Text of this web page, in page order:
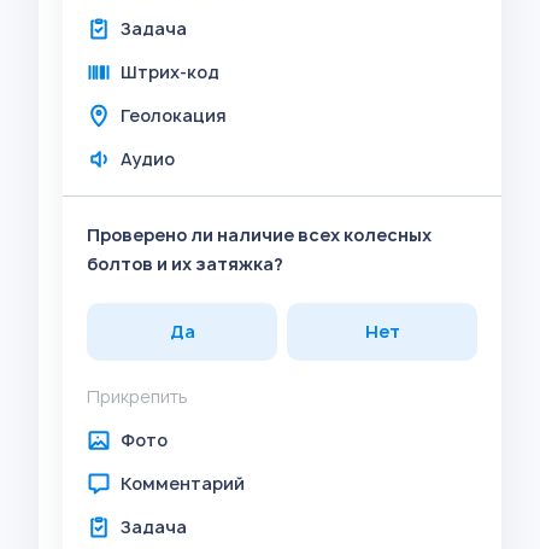
Задача
Штрих-код
Геолокация
Аудио
Проверено ли наличие всех колесных
болтов и их затяжка?
Да Нет
Прикрепить
Фото
Комментарий
Задача